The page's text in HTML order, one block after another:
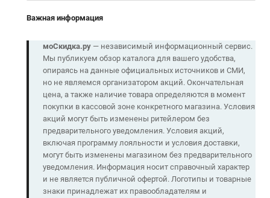
Важная информация
моСкидка.ру— независимый информационный сервис.
Мы публикуем обзор каталога для вашего удобства,
опираясь на данные официальных источников и СМИ,
но не являемся организатором акций. Окончательная
цена, а также наличие товара определяются в момент
покупки в кассовой зоне конкретного магазина. Условия
акций могут быть изменены ритейлером без
предварительного уведомления. Условия акций,
включая программу лояльности и условия доставки,
могут быть изменены магазином без предварительного
уведомления. Информация носит справочный характер
и не является публичной офертой. Логотипы и товарные
знаки принадлежат их правообладателям и